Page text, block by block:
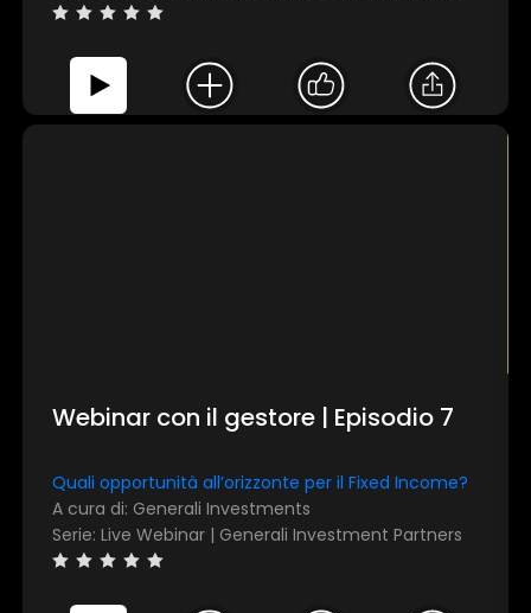
Webinar con il gestore | Episodio 7
Quali opportunità all’orizzonte per il Fixed Income?
A cura di: Generali Investments
Serie: Live Webinar | Generali Investment Partners